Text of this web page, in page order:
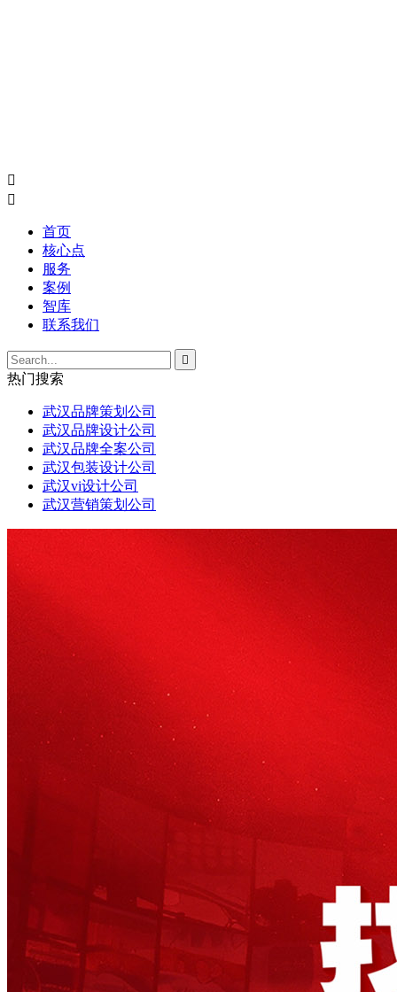


首页
核心点
服务
案例
智库
联系我们

热门搜索
武汉品牌策划公司
武汉品牌设计公司
武汉品牌全案公司
武汉包装设计公司
武汉vi设计公司
武汉营销策划公司